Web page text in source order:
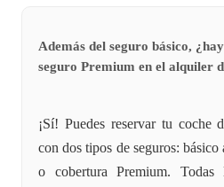
Además del seguro básico,
seguro Premium en el alquiler
¡Sí! Puedes reservar tu coche
con dos tipos de seguros:
o cobertura Premium.